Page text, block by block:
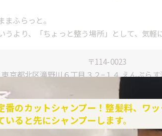
ふらっと。
うより、「ちょっと整う場所」として、気軽
〒114-0023
東京都北区滝野川６丁目３２−１４ えんぷら
03-6903-6337
ご予約はこちら
番のカットシャンプー！整髪料、ワ
いると先にシャンプーします。